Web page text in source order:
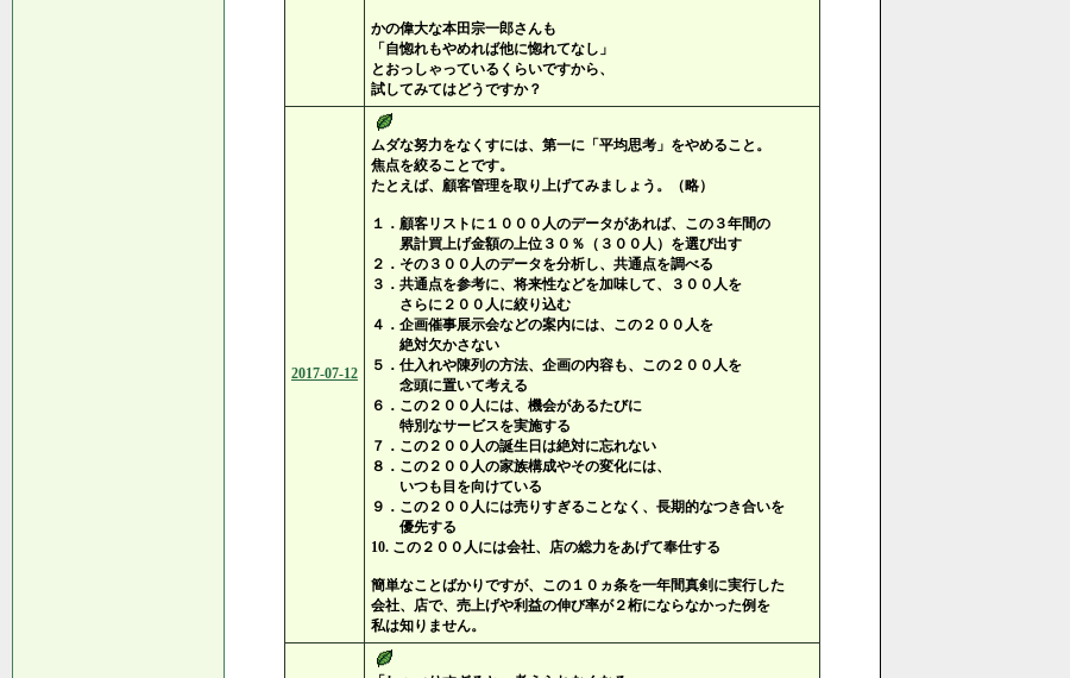
かの偉大な本田宗一郎さんも
「自惚れもやめれば他に惚れてなし」
とおっしゃっているくらいですから、
試してみてはどうですか？
2017-07-12
ムダな努力をなくすには、第一に「平均思考」をやめること。
焦点を絞ることです。
たとえば、顧客管理を取り上げてみましょう。（略）
１．顧客リストに１０００人のデータがあれば、この３年間の
累計買上げ金額の上位３０％（３００人）を選び出す
２．その３００人のデータを分析し、共通点を調べる
３．共通点を参考に、将来性などを加味して、３００人を
さらに２００人に絞り込む
４．企画催事展示会などの案内には、この２００人を
絶対欠かさない
５．仕入れや陳列の方法、企画の内容も、この２００人を
念頭に置いて考える
６．この２００人には、機会があるたびに
特別なサービスを実施する
７．この２００人の誕生日は絶対に忘れない
８．この２００人の家族構成やその変化には、
いつも目を向けている
９．この２００人には売りすぎることなく、長期的なつき合いを
優先する
10. この２００人には会社、店の総力をあげて奉仕する
簡単なことばかりですが、この１０ヵ条を一年間真剣に実行した
会社、店で、売上げや利益の伸び率が２桁にならなかった例を
私は知りません。